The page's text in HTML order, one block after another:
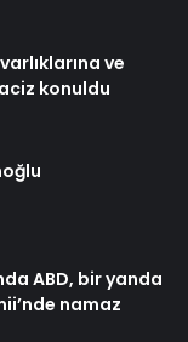
ABD, bir yanda
namaz
Serjoy,
Teknopark’tan